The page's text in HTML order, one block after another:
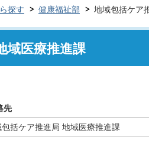
探す 健康福祉部 地域包括ケア
域医療推進課
先
括ケア推進局 地域医療推進課